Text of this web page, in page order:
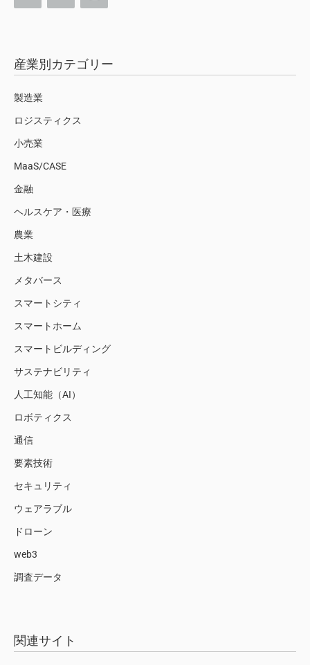
産業別カテゴリー
製造業
ロジスティクス
小売業
MaaS/CASE
金融
ヘルスケア・医療
農業
土木建設
メタバース
スマートシティ
スマートホーム
スマートビルディング
サステナビリティ
人工知能（AI）
ロボティクス
通信
要素技術
セキュリティ
ウェアラブル
ドローン
web3
調査データ
関連サイト